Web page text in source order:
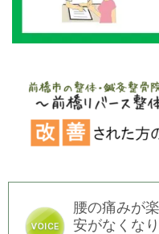
腰の痛みが
安がなくな